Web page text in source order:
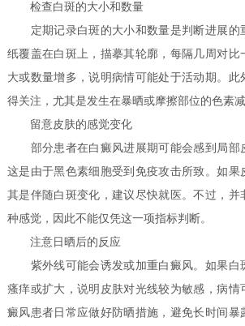
检查白斑的大小和数量
定期记录白斑的大小和数量是判断进展的
纸覆盖在白斑上，描摹其轮廓，每隔几周对比
大或数量增多，说明病情可能处于活动期。此
得关注，尤其是发生在暴晒或摩擦部位的色素减
留意皮肤的感觉变化
部分患者在白癜风进展期可能会感到局部
这是由于黑色素细胞受到免疫攻击所致。如果
其是伴随白斑变化，建议尽快就医。不过，并
种感觉，因此不能仅凭这一项指标判断。
注意日晒后的反应
紫外线可能会诱发或加重白癜风。如果白
瘙痒或扩大，说明皮肤对光线较为敏感，病情
癜风患者日常应做好防晒措施，避免长时间暴